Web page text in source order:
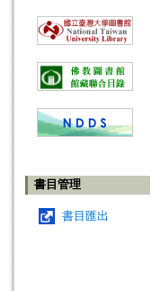
書目管理
書目匯出